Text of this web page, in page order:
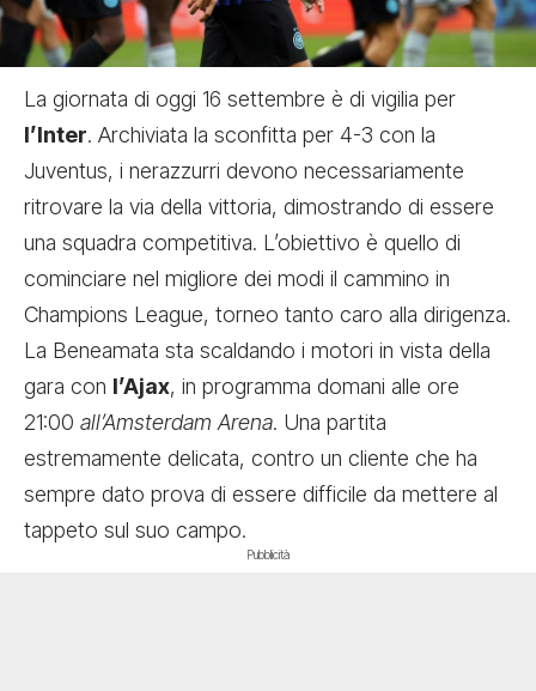
La giornata di oggi 16 settembre è di vigilia per
l’Inter. Archiviata la sconfitta per 4-3 con la
Juventus, i nerazzurri devono necessariamente
ritrovare la via della vittoria, dimostrando di essere
una squadra competitiva. L’obiettivo è quello di
cominciare nel migliore dei modi il cammino in
Champions League, torneo tanto caro alla dirigenza.
La Beneamata sta scaldando i motori in vista della
gara con l’Ajax, in programma domani alle ore
21:00 all’Amsterdam Arena. Una partita
estremamente delicata, contro un cliente che ha
sempre dato prova di essere difficile da mettere al
tappeto sul suo campo.
Pubblicità